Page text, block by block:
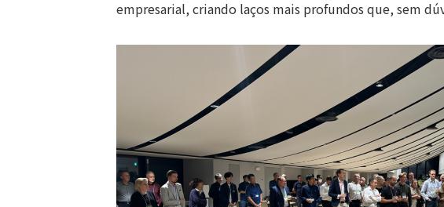
empresarial, criando laços mais profundos que, sem